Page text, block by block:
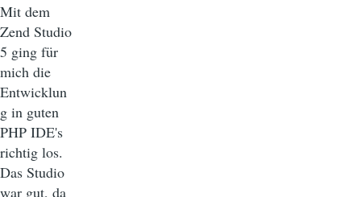
Mit dem
Zend Studio
5 ging für
mich die
Entwicklun
g in guten
PHP IDE's
richtig los.
Das Studio
war gut, da